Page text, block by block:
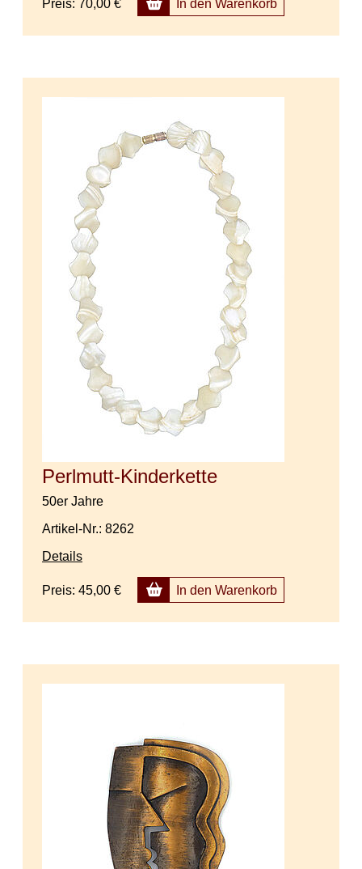
Preis: 70,00 € In den Warenkorb
Perlmutt-Kinderkette
50er Jahre
Artikel-Nr.: 8262
Details
Preis: 45,00 € In den Warenkorb